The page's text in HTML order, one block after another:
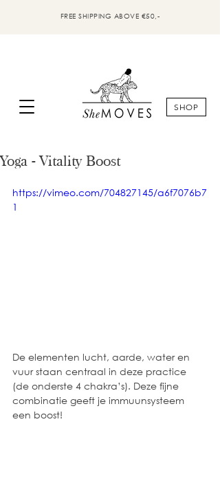
FREE SHIPPING ABOVE €50,-
SHOP
Yoga - Vitality Boost
https://vimeo.com/704827145/a6f7076b7
1
De elementen lucht, aarde, water en
vuur staan centraal in deze practice
(de onderste 4 chakra’s). Deze fijne
combinatie geeft je immuunsysteem
een boost!